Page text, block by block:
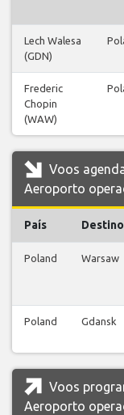
Lech Walesa
(GDN)
Frederic
Chopin
(WAW)
Voos
Aeroporto
País Destino
Poland Warsaw
Poland Gdansk
Voos
Aeroporto